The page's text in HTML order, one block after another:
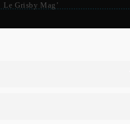
Le Grisby Mag’